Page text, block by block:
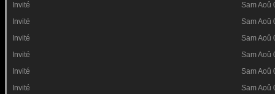
Invité
Sam Aoû
Invité
Sam Aoû
Invité
Sam Aoû
Invité
Sam Aoû
Invité
Sam Aoû
Invité
Sam Aoû